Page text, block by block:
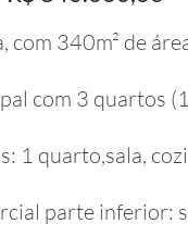
com 340m² de
com 3 quartos
1 quarto,sala,
parte inferior: